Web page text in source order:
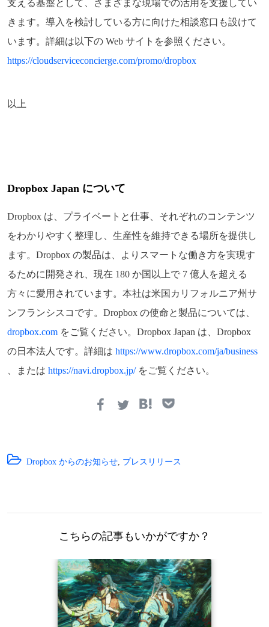
支える基盤として、さまざまな現場での活用を支援してい
きます。導入を検討している方に向けた相談窓口も設けて
います。詳細は以下の Web サイトを参照ください。
https://cloudserviceconcierge.com/promo/dropbox
以上
Dropbox Japan について
Dropbox は、プライベートと仕事、それぞれのコンテンツ
をわかりやすく整理し、生産性を維持できる場所を提供し
ます。Dropbox の製品は、よりスマートな働き方を実現す
るために開発され、現在 180 か国以上で 7 億人を超える
方々に愛用されています。本社は米国カリフォルニア州サ
ンフランシスコです。Dropbox の使命と製品については、
dropbox.com をご覧ください。Dropbox Japan は、Dropbox
の日本法人です。詳細は https://www.dropbox.com/ja/business
、または https://navi.dropbox.jp/をご覧ください。
Dropbox からのお知らせ プレスリリース
こちらの記事もいかがですか？